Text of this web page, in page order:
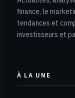
finance, le
tendances et
investisseurs et
À LA UNE